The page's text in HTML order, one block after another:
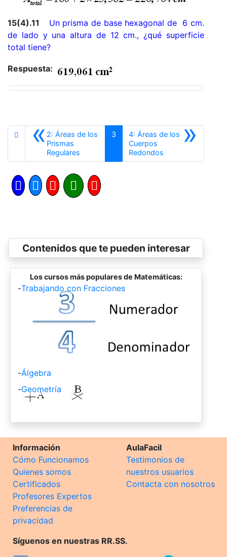
15(4).11
Un prisma de base hexagonal de 6 cm.
de lado y una altura de 12 cm., ¿qué superficie
total tiene?
Respuesta:
«2: Áreas de los
Prismas
Regulares
3 »
4: Áreas de los
Cuerpos
RedondosSiguiente
Contenidos que te pueden interesar
Los cursos más populares de Matemáticas:
-Trabajando con Fracciones
-Álgebra
-Geometría
Información
Cómo Funcionamos
Quienes somos
Certificados
Profesores Expertos
Preferencias de
privacidad
AulaFacil
Testimonios de
nuestros usuarios
Contacta con nosotros
Síguenos en nuestras RR.SS.